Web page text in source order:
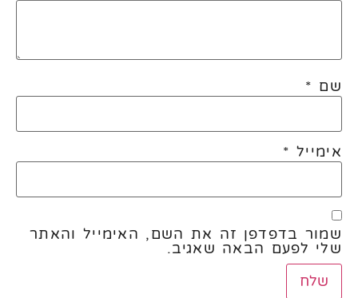
שם *
אימייל *
שמור בדפדפן זה את השם, האימייל והאתר
שלי לפעם הבאה שאגיב.